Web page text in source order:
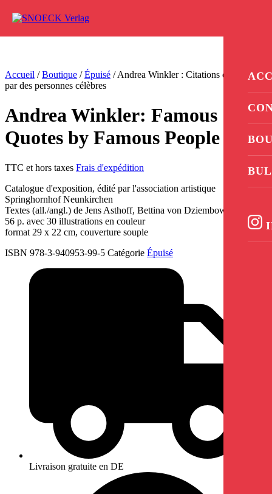
Accueil /Boutique /Épuisé / Andrea Winkler : Citations célèbres
par des personnes célèbres
Andrea Winkler: Famous
Quotes by Famous People
TTC et hors taxes Frais d'expédition
Catalogue d'exposition, édité par l'association artistique
Springhornhof Neunkirchen
Textes (all./angl.) de Jens Asthoff, Bettina von Dziembowski
56 p. avec 30 illustrations en couleur
format 29 x 22 cm, couverture souple
ISBN 978-3-940953-99-5 Catégorie Épuisé
Livraison gratuite en DE